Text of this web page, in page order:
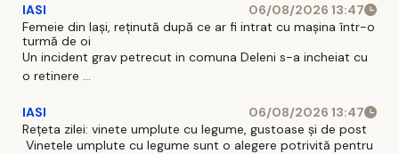
IASI
06/08/2026 13:47
Femeie din Iași, reținută după ce ar fi intrat cu mașina într-o
turmă de oi
Un incident grav petrecut in comuna Deleni s-a incheiat cu
o retinere ...
IASI
06/08/2026 13:47
Rețeta zilei: vinete umplute cu legume, gustoase și de post
Vinetele umplute cu legume sunt o alegere potrivită pentru